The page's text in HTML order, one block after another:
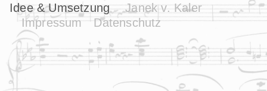
Idee & Umsetzung
Janek v. Kaler
Impressum
Datenschutz